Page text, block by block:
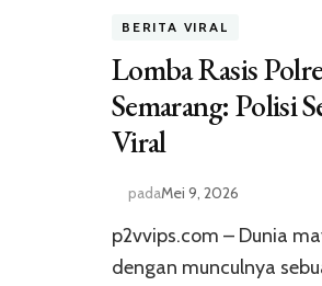
BERITA VIRAL
Lomba Rasis
Semarang: Polisi
Viral
padaMei 9, 2026
p2vvips.com – Dunia
dengan munculnya